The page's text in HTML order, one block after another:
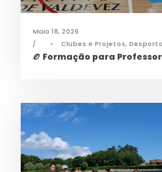
Maio 18, 2026
•
Clubes e Projetos,
🏉 Formação para